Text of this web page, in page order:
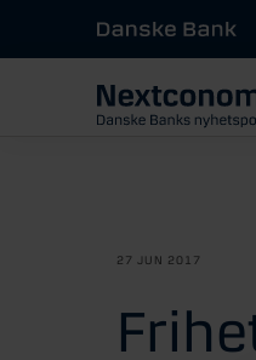
27 JUN 2017